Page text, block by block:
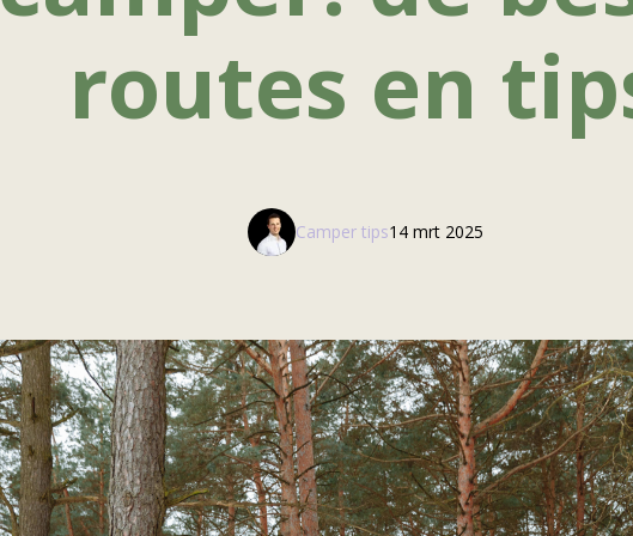
routes en
14 mrt 2025
Camper tips